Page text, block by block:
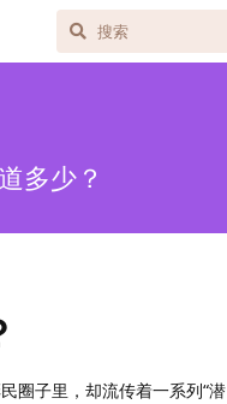
多少？
圈子里，却流传着一系列“潜